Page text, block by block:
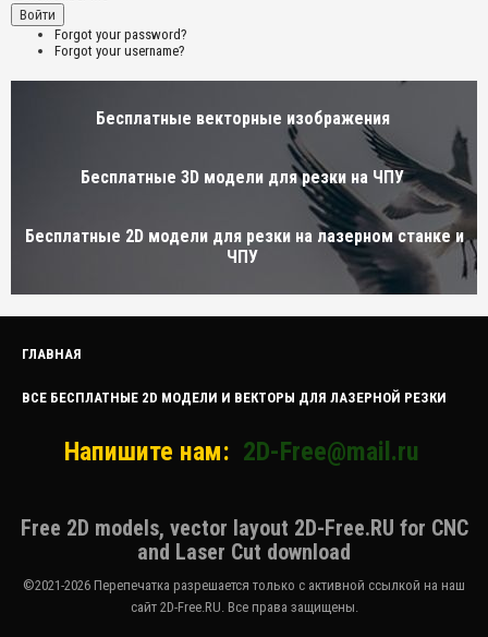
Forgot your password?
Forgot your username?
Бесплатные векторные изображения
Бесплатные 3D модели для резки на ЧПУ
Бесплатные 2D модели для резки на лазерном станке и
ЧПУ
ГЛАВНАЯ
ВСЕ БЕСПЛАТНЫЕ 2D МОДЕЛИ И ВЕКТОРЫ ДЛЯ ЛАЗЕРНОЙ РЕЗКИ
Напишите нам: 2D-Free@mail.ru
Free 2D models, vector layout 2D-Free.RU for CNC
and Laser Cut download
©2021-2026 Перепечатка разрешается только с активной ссылкой на наш
сайт 2D-Free.RU. Все права защищены.